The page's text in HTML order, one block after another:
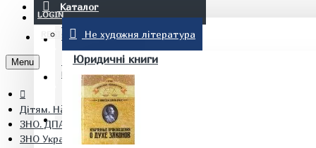
БЛОГ
КОНТАКТИ
(097) 015 28 90
Каталог
Не художня література
Юридичні книги
LOGIN
REGISTER
Menu
Дітям. Навчання та дозвілля
ЗНО. ДПА. Абітурієнтам
ЗНО Українська мова Комплексне видання Білецька О.І.